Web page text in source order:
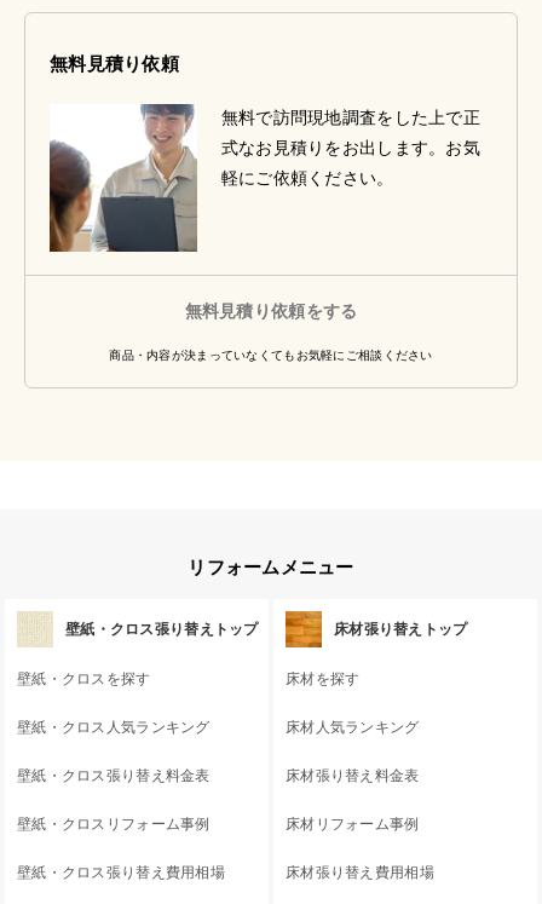
無料見積り依頼
無料で訪問現地調査をした上で正
式なお見積りをお出します。お気
軽にご依頼ください。
無料見積り依頼をする
商品・内容が決まっていなくてもお気軽にご相談ください
リフォームメニュー
壁紙・クロス張り替えトップ
壁紙・クロスを探す
壁紙・クロス人気ランキング
壁紙・クロス張り替え料金表
壁紙・クロスリフォーム事例
壁紙・クロス張り替え費用相場
床材張り替えトップ
床材を探す
床材人気ランキング
床材張り替え料金表
床材リフォーム事例
床材張り替え費用相場